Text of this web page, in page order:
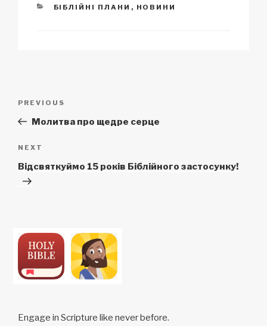
CATEGORIES
БІБЛІЙНІ ПЛАНИ , НОВИНИ
Previous
Post
PREVIOUS
Молитва про щедре серце
Next
Post
NEXT
Відсвяткуймо 15 років Біблійного застосунку!
Engage in Scripture like never before.